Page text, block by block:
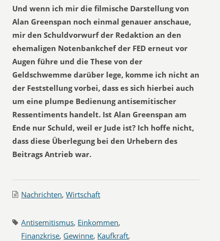
Und wenn ich mir die filmische Darstellung von
Alan Greenspan noch einmal genauer anschaue,
mir den Schuldvorwurf der Redaktion an den
ehemaligen Notenbankchef der FED erneut vor
Augen führe und die These von der
Geldschwemme darüber lege, komme ich nicht an
der Feststellung vorbei, dass es sich hierbei auch
um eine plumpe Bedienung antisemitischer
Ressentiments handelt. Ist Alan Greenspan am
Ende nur Schuld, weil er Jude ist? Ich hoffe nicht,
dass diese Überlegung bei den Urhebern des
Beitrags Antrieb war.
Nachrichten,Wirtschaft
Antisemitismus, Einkommen,
Finanzkrise, Gewinne, Kaufkraft,